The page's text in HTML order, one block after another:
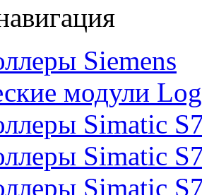
Siemens
модули
Simatic
Simatic
Simatic